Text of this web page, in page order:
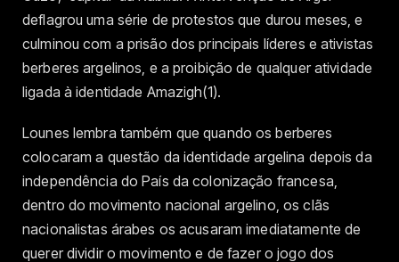
deflagrou uma série de protestos que durou meses, e
culminou com a prisão dos principais líderes e ativistas
berberes argelinos, e a proibição de qualquer atividade
ligada à identidade Amazigh(1).
Lounes lembra também que quando os berberes
colocaram a questão da identidade argelina depois da
independência do País da colonização francesa,
dentro do movimento nacional argelino, os clãs
nacionalistas árabes os acusaram imediatamente de
querer dividir o movimento e de fazer o jogo dos